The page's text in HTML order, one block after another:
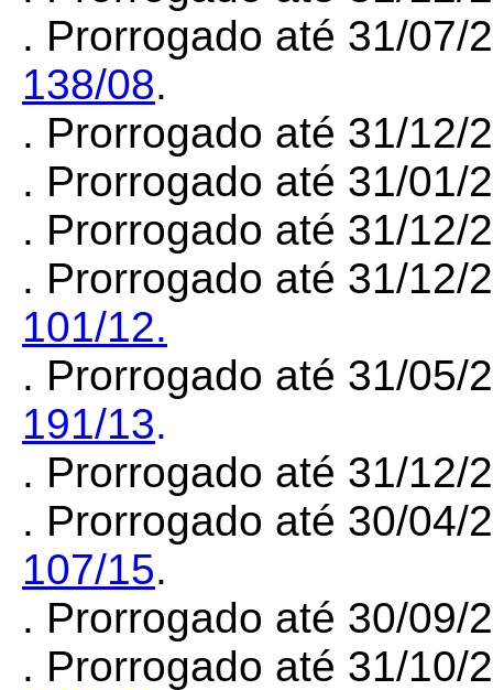
. Prorrogado até 31/07/
138/08.
. Prorrogado até 31/
. Prorrogado até 31/
. Prorrogado até 31/
. Prorrogado até 31/12/
101/12.
. Prorrogado até 31/05/
191/13.
. Prorrogado até 31/
. Prorrogado até 30/04/
107/15.
. Prorrogado até 30/
. Prorrogado até 31/10/